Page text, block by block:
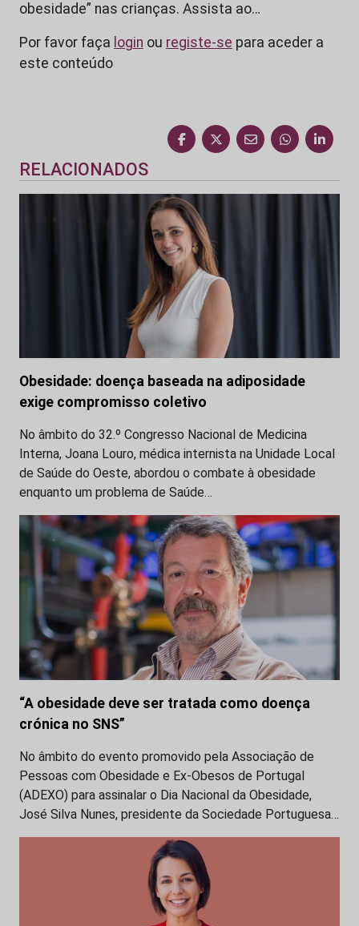
obesidade” nas crianças. Assista ao…
Por favor faça login ou registe-se para aceder a
este conteúdo
RELACIONADOS
Obesidade: doença baseada na adiposidade
exige compromisso coletivo
No âmbito do 32.º Congresso Nacional de Medicina
Interna, Joana Louro, médica internista na Unidade Local
de Saúde do Oeste, abordou o combate à obesidade
enquanto um problema de Saúde…
“A obesidade deve ser tratada como doença
crónica no SNS”
No âmbito do evento promovido pela Associação de
Pessoas com Obesidade e Ex-Obesos de Portugal
(ADEXO) para assinalar o Dia Nacional da Obesidade,
José Silva Nunes, presidente da Sociedade Portuguesa…